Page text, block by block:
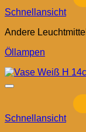
Schnellansicht
Andere Leuchtmittel
Öllampen
Schnellansicht